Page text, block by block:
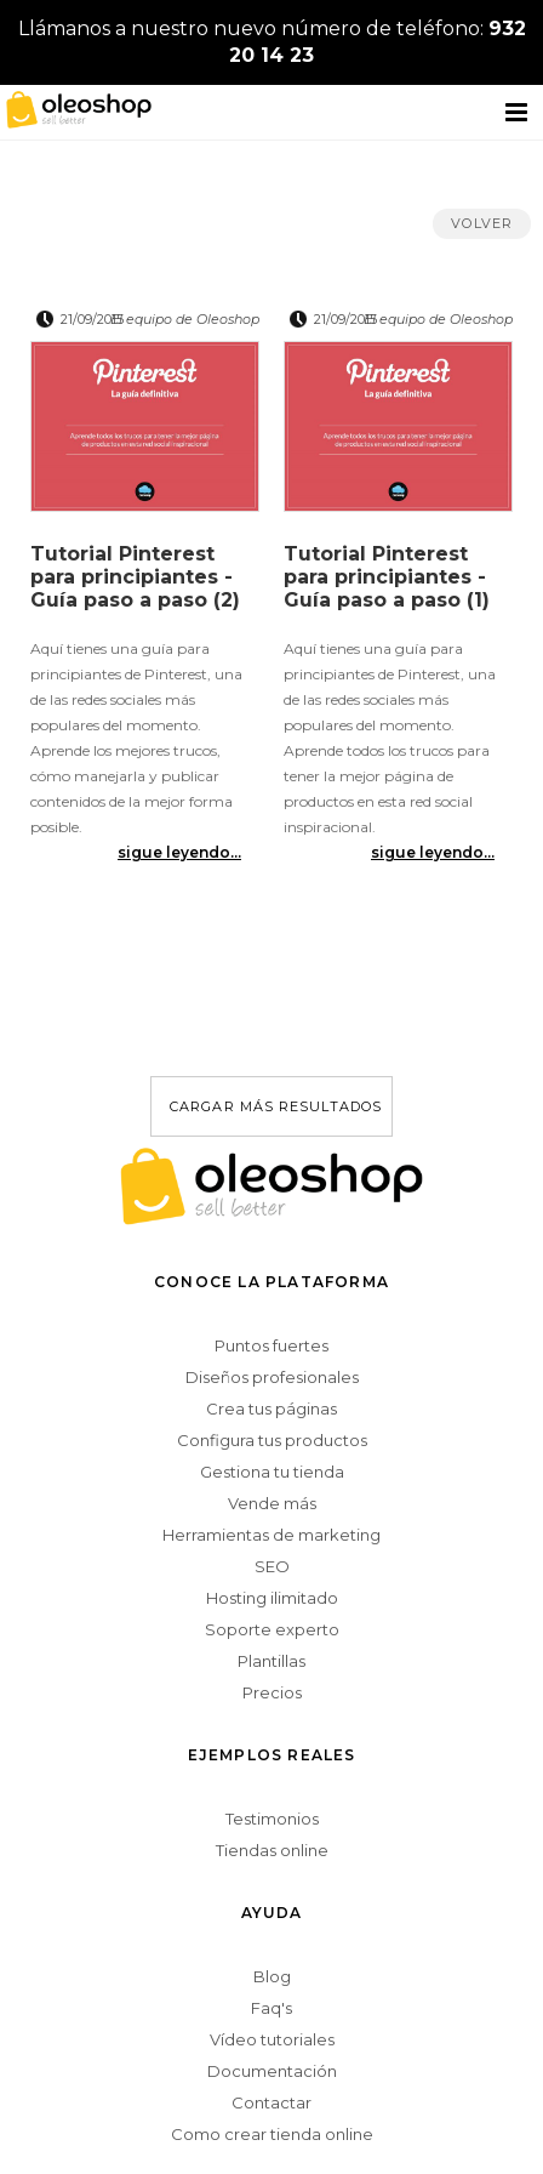
Llámanos a nuestro nuevo número de teléfono: 932
20 14 23
VOLVER
21/09/2015El equipo de Oleoshop
Tutorial Pinterest
para principiantes -
Guía paso a paso (2)
Aquí tienes una guía para
principiantes de Pinterest, una
de las redes sociales más
populares del momento.
Aprende los mejores trucos,
cómo manejarla y publicar
contenidos de la mejor forma
posible.
sigue leyendo...
21/09/2015El equipo de Oleoshop
Tutorial Pinterest
para principiantes -
Guía paso a paso (1)
Aquí tienes una guía para
principiantes de Pinterest, una
de las redes sociales más
populares del momento.
Aprende todos los trucos para
tener la mejor página de
productos en esta red social
inspiracional.
sigue leyendo...
CARGAR MÁS RESULTADOS
CONOCE LA PLATAFORMA
Puntos fuertes
Diseños profesionales
Crea tus páginas
Configura tus productos
Gestiona tu tienda
Vende más
Herramientas de marketing
SEO
Hosting ilimitado
Soporte experto
Plantillas
Precios
EJEMPLOS REALES
Testimonios
Tiendas online
AYUDA
Blog
Faq's
Vídeo tutoriales
Documentación
Contactar
Como crear tienda online